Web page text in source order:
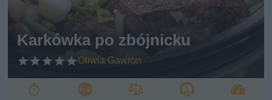
Karkówka po zbójnicku
Oliwia Gawron